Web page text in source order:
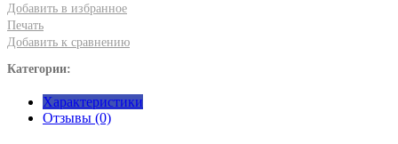
Добавить в избранное
Печать
Добавить к сравнению
Категории:
Характеристики
Отзывы (0)